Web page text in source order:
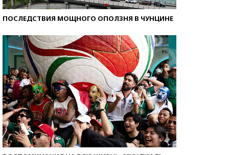
ПОСЛЕДСТВИЯ МОЩНОГО ОПОЛЗНЯ В ЧУНЦИНЕ